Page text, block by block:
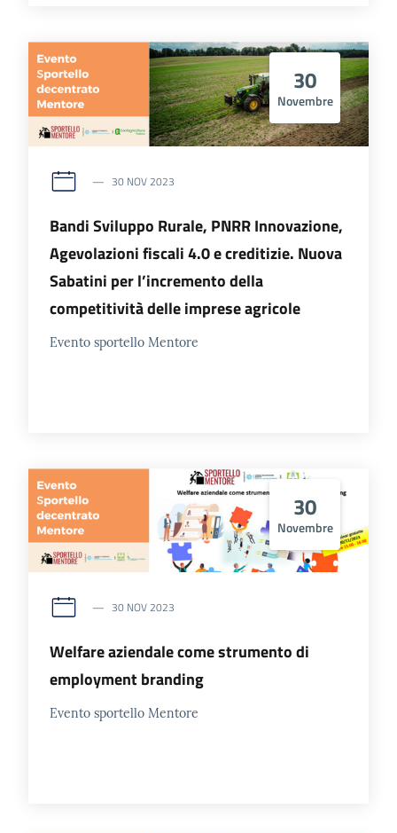
30
Novembre
30 NOV 2023
Bandi Sviluppo Rurale, PNRR Innovazione,
Agevolazioni fiscali 4.0 e creditizie. Nuova
Sabatini per l’incremento della
competitività delle imprese agricole
Evento sportello Mentore
30
Novembre
30 NOV 2023
Welfare aziendale come strumento di
employment branding
Evento sportello Mentore